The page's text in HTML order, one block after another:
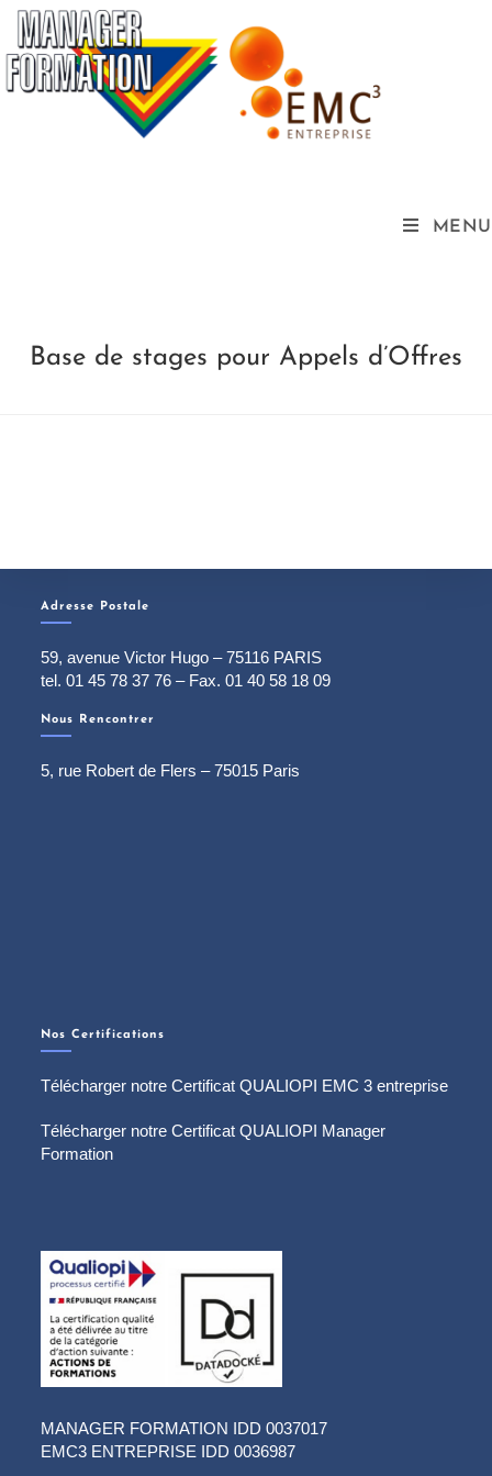
MENU
Base de stages pour Appels d’Offres
Adresse Postale
59, avenue Victor Hugo – 75116 PARIS
tel. 01 45 78 37 76 – Fax. 01 40 58 18 09
Nous Rencontrer
5, rue Robert de Flers – 75015 Paris
Nos Certifications
Télécharger notre Certificat QUALIOPI EMC 3 entreprise
Télécharger notre Certificat QUALIOPI Manager
Formation
MANAGER FORMATION IDD 0037017
EMC3 ENTREPRISE IDD 0036987